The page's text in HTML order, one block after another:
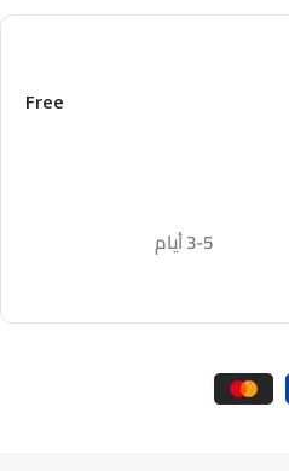
Free
3-5 أيام